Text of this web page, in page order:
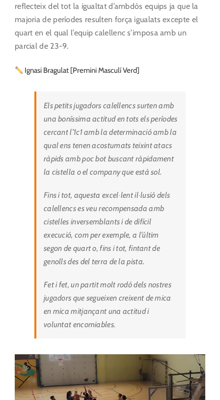
reflecteix del tot la igualtat d’ambdós equips ja que la
majoria de períodes resulten força igualats excepte el
quart en el qual l’equip calellenc s’imposa amb un
parcial de 23-9.
Ignasi Bragulat [Premini Masculí Verd]
Els petits jugadors calellencs surten amb
una boníssima actitud en tots els períodes
cercant l’1c1 amb la determinació amb la
qual ens tenen acostumats teixint atacs
ràpids amb poc bot buscant ràpidament
la cistella o el company que està sol.
Fins i tot, aquesta excel·lent il·lusió dels
calellencs es veu recompensada amb
cistelles inversemblants i de difícil
execució, com per exemple, a l’últim
segon de quart o, fins i tot, fintant de
genolls des del terra de la pista.
Fet i fet, un partit molt rodó dels nostres
jugadors que segueixen creixent de mica
en mica mitjançant una actitud i
voluntat encomiables.